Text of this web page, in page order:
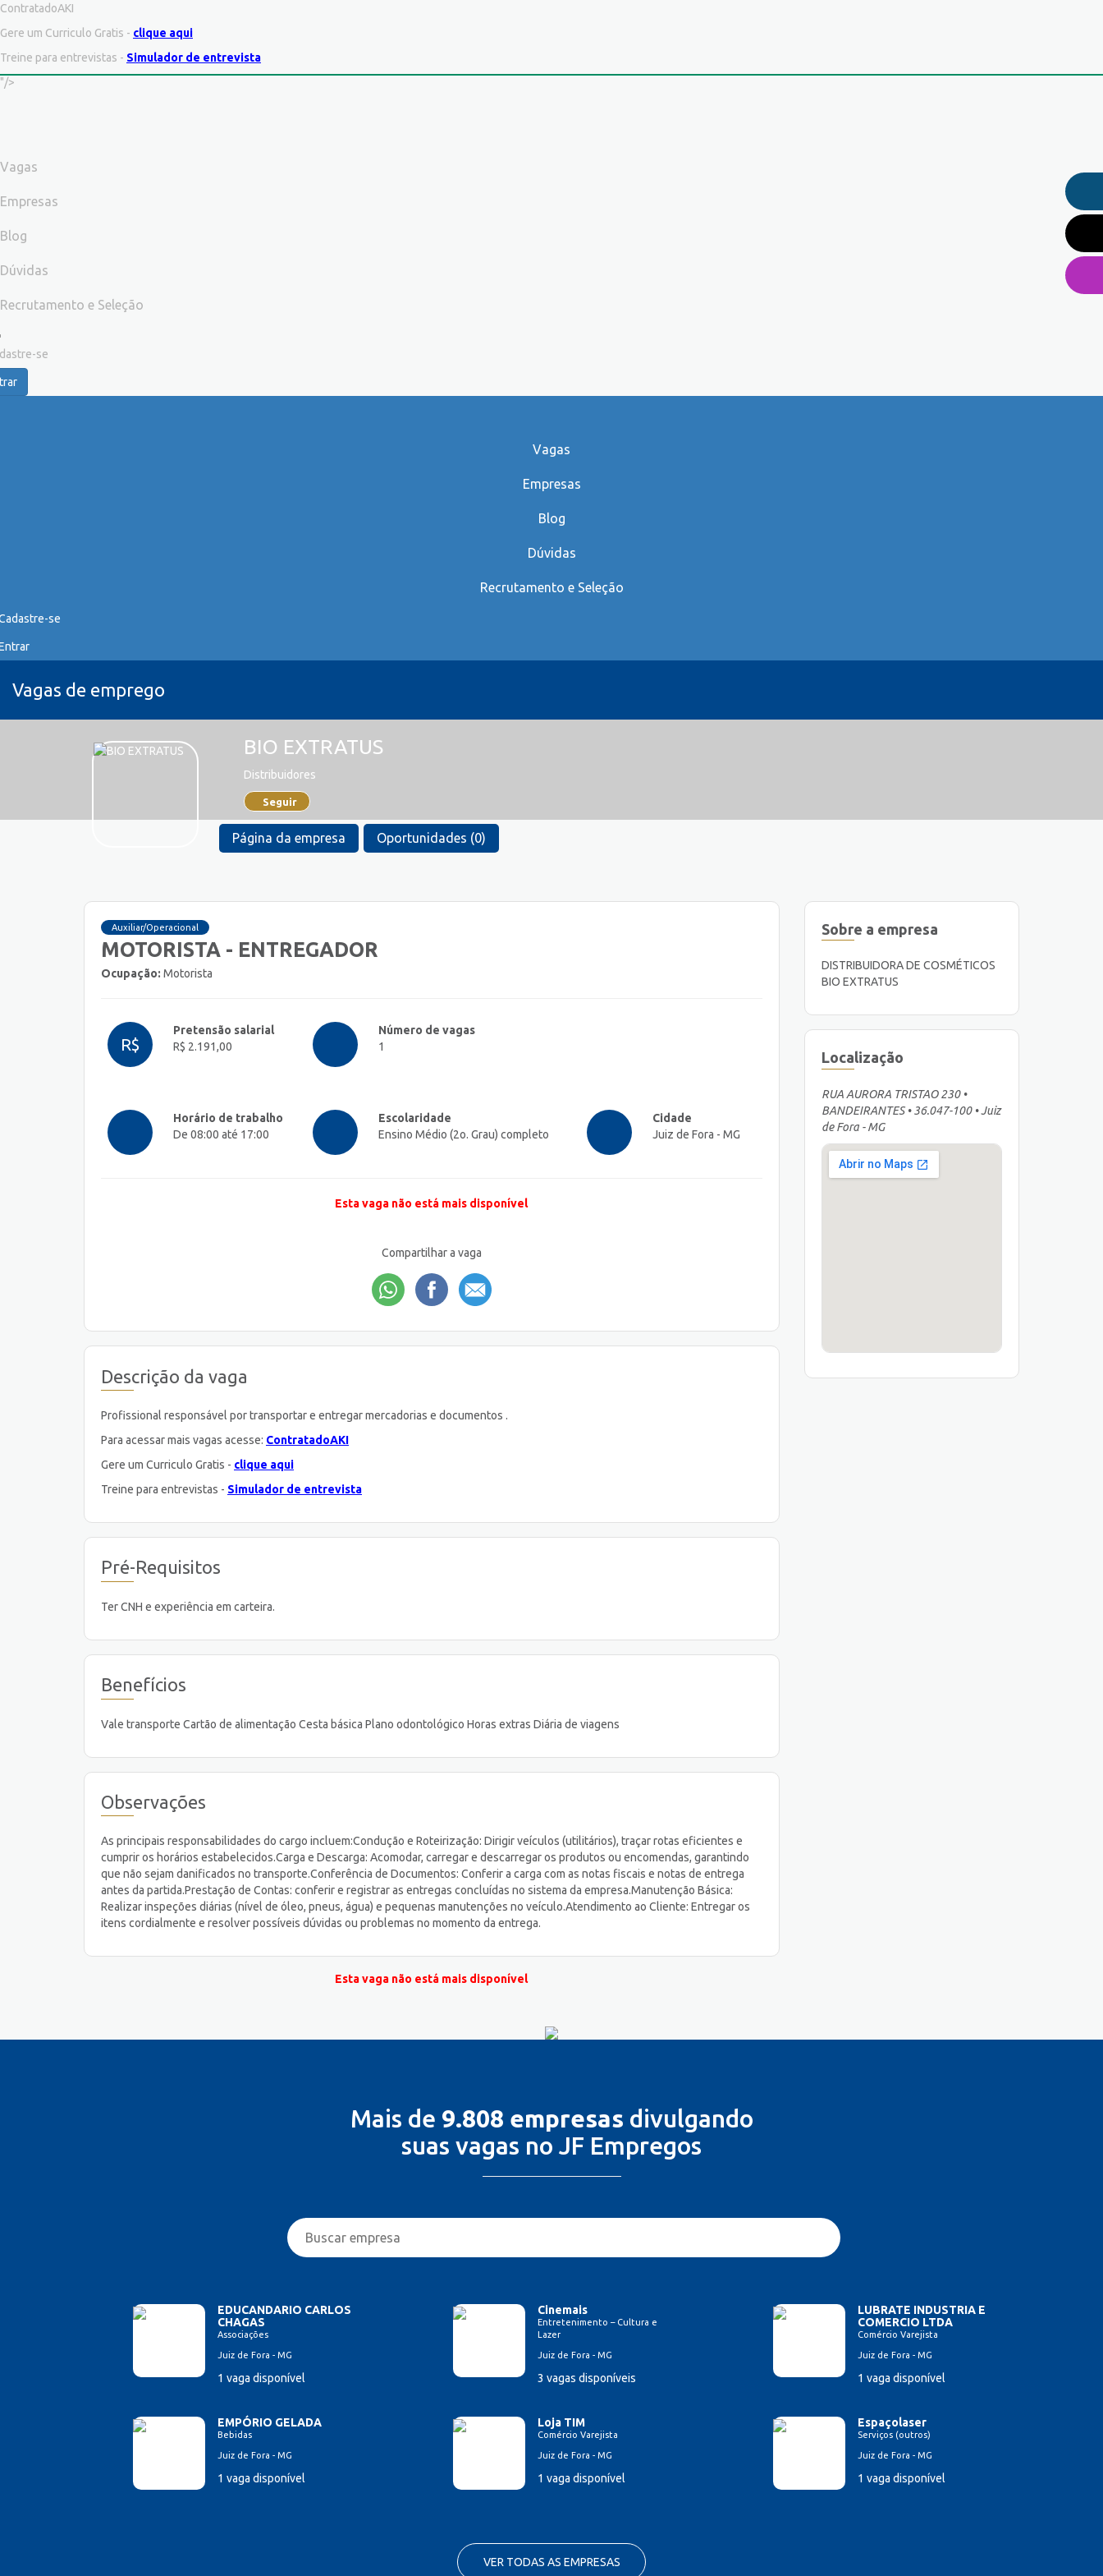
ContratadoAKI
Gere um Curriculo Gratis - clique aqui
Treine para entrevistas - Simulador de entrevista
"/>
Vagas
Empresas
Blog
Dúvidas
Recrutamento e Seleção
se
Vagas
Empresas
Blog
Dúvidas
Recrutamento e Seleção
se
Vagas de emprego
BIO EXTRATUS
Distribuidores
Seguir
Página da empresa Oportunidades (0)
Auxiliar/Operacional
MOTORISTA - ENTREGADOR
Ocupação: Motorista
R$
Pretensão salarial
R$ 2.191,00
Número de vagas
1
Horário de trabalho
De 08:00 até 17:00
Escolaridade
Ensino Médio (2o. Grau) completo
Cidade
Juiz de Fora - MG
Esta vaga não está mais disponível
Compartilhar a vaga
Descrição da vaga
Profissional responsável por transportar e entregar mercadorias e documentos .
Para acessar mais vagas acesse: ContratadoAKI
Gere um Curriculo Gratis - clique aqui
Treine para entrevistas - Simulador de entrevista
Pré-Requisitos
Ter CNH e experiência em carteira.
Benefícios
Vale transporte Cartão de alimentação Cesta básica Plano odontológico Horas extras Diária de viagens
Observações
As principais responsabilidades do cargo incluem:Condução e Roteirização: Dirigir veículos (utilitários), traçar rotas eficientes e
cumprir os horários estabelecidos.Carga e Descarga: Acomodar, carregar e descarregar os produtos ou encomendas, garantindo
que não sejam danificados no transporte.Conferência de Documentos: Conferir a carga com as notas fiscais e notas de entrega
antes da partida.Prestação de Contas: conferir e registrar as entregas concluídas no sistema da empresa.Manutenção Básica:
Realizar inspeções diárias (nível de óleo, pneus, água) e pequenas manutenções no veículo.Atendimento ao Cliente: Entregar os
itens cordialmente e resolver possíveis dúvidas ou problemas no momento da entrega.
Esta vaga não está mais disponível
Sobre a empresa
DISTRIBUIDORA DE COSMÉTICOS
BIO EXTRATUS
Localização
RUA AURORA TRISTAO 230 •
BANDEIRANTES • 36.047-100 • Juiz
de Fora - MG
Mais de 9.808 empresas divulgando
suas vagas no JF Empregos
EDUCANDARIO CARLOS
CHAGAS
Associações
Juiz de Fora - MG
1 vaga disponível
Cinemais
Entretenimento – Cultura e
Lazer
Juiz de Fora - MG
3 vagas disponíveis
LUBRATE INDUSTRIA E
COMERCIO LTDA
Comércio Varejista
Juiz de Fora - MG
1 vaga disponível
EMPÓRIO GELADA
Bebidas
Juiz de Fora - MG
1 vaga disponível
Loja TIM
Comércio Varejista
Juiz de Fora - MG
1 vaga disponível
Espaçolaser
Serviços (outros)
Juiz de Fora - MG
1 vaga disponível
VER TODAS AS EMPRESAS